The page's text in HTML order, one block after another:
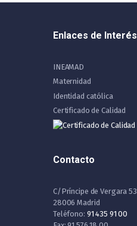
Enlaces de Interés
INEAMAD
Maternidad
Identidad católica
Certificado de Calidad
Contacto
C/Príncipe de Vergara 53
28006 Madrid
Teléfono: 91 435 91 00